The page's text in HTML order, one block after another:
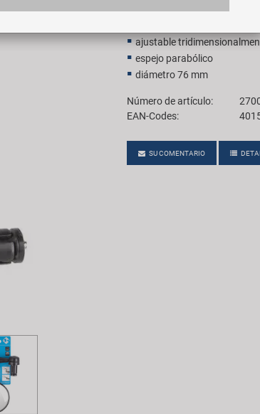
ajustable
espejo parabólico
diámetro 76 mm
Número de artículo:
EAN-Codes:
SU COMENTARIO